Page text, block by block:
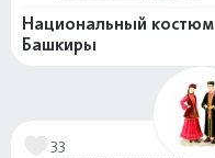
Национальный костюм
Башкиры
33